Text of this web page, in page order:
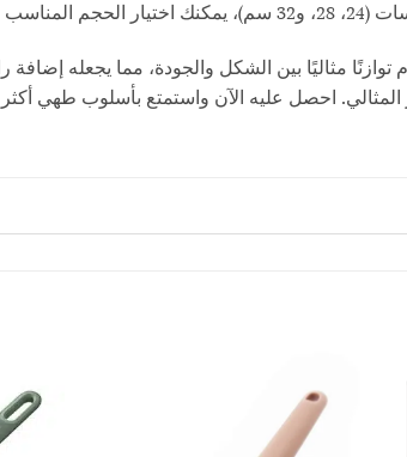
أو احتياج.
مثاليًا بين الشكل والجودة، مما يجعله
المثالي. احصل عليه الآن واستمتع بأسلوب طهي أكثر